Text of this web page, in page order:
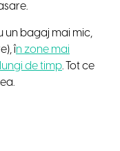
un bagaj mai mic,
în zone mai
de timp. Tot ce